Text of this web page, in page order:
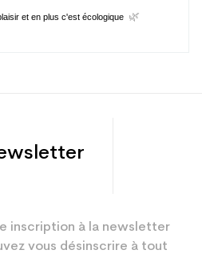
et en plus c'est écologique 🌿
inscription à la newsletter
vous désinscrire à tout